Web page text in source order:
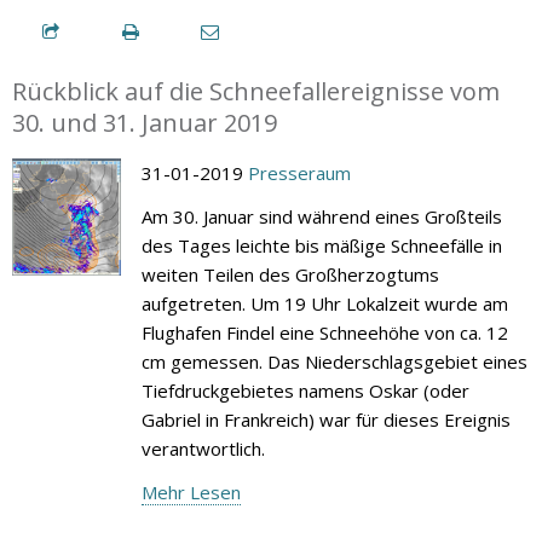
Rückblick auf die Schneefallereignisse vom
30. und 31. Januar 2019
31-01-2019 Presseraum
Am 30. Januar sind während eines Großteils
des Tages leichte bis mäßige Schneefälle in
weiten Teilen des Großherzogtums
aufgetreten. Um 19 Uhr Lokalzeit wurde am
Flughafen Findel eine Schneehöhe von ca. 12
cm gemessen. Das Niederschlagsgebiet eines
Tiefdruckgebietes namens Oskar (oder
Gabriel in Frankreich) war für dieses Ereignis
verantwortlich.
Mehr Lesen